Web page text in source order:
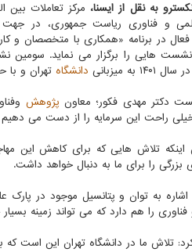
به نقل از ایسنا، مرکز تعاملات بین
و فناوری ریاست جمهوری، در جهت
در برنامه «همکاری با متخصصان و
نشست هایی را برگزار می نماید. سومین
به میزبانی
دانشگاه تهران و با
دکتر مهدی فکور؛ معاون پژوهش
راحت این سرمایه را از دست می
اینکه تلاش هایی که برای کاهش این
بزرگی را برای ما به دنبال خواهد داشت.
به توان و پتانسیل موجود در پارک
را هم دارد که می تواند زمینه
تلاش ما در دانشگاه تهران این است که